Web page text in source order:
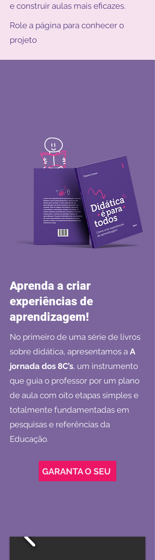
e construir aulas mais eficazes.
Role a página para conhecer o
projeto
Aprenda a criar
experiências de
aprendizagem!
No primeiro de uma série de livros
sobre didática, apresentamos a A
jornada dos 8C’s, um instrumento
que guia o professor por um plano
de aula com oito etapas simples e
totalmente fundamentadas em
pesquisas e referências da
Educação.
GARANTA O SEU